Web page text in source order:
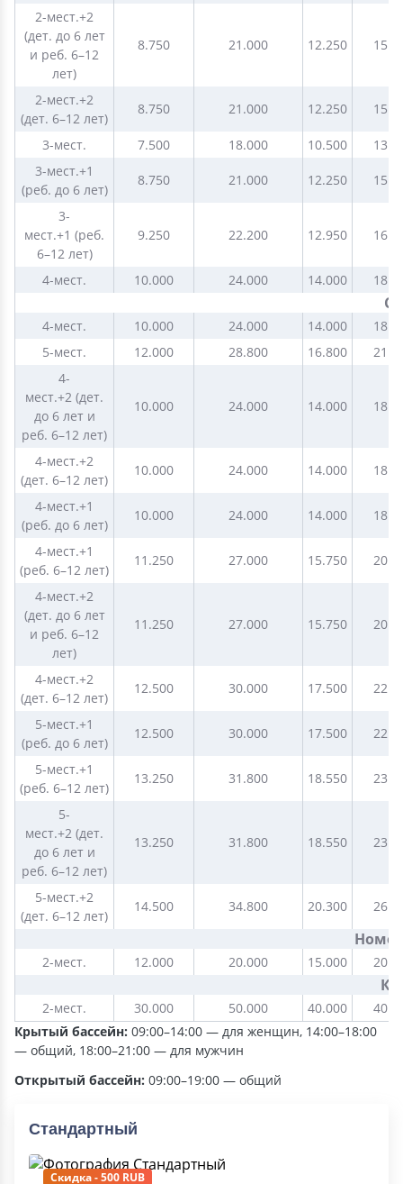
2-мест.+2
(дет. до 6 лет
и реб. 6–12
лет)
8.750 21.000 12.250
2-мест.+2
(дет. 6–12 лет)
8.750 21.000 12.250
3-мест. 7.500 18.000 10.500
3-мест.+1
(реб. до 6 лет)
8.750 21.000 12.250
3-
мест.+1 (реб.
6–12 лет)
9.250 22.200 12.950
4-мест. 10.000 24.000 14.000
4-мест. 10.000 24.000 14.000
5-мест.
12.000 28.800 16.800
4-
мест.+2 (дет.
до 6 лет и
реб. 6–12 лет)
10.000 24.000 14.000
4-мест.+2
(дет. 6–12 лет)
10.000 24.000 14.000
4-мест.+1
(реб. до 6 лет)
10.000 24.000 14.000
4-мест.+1
(реб. 6–12 лет)
11.250 27.000 15.750
4-мест.+2
(дет. до 6 лет
и реб. 6–12
лет)
11.250 27.000 15.750
4-мест.+2
(дет. 6–12 лет)
12.500 30.000 17.500
5-мест.+1
(реб. до 6 лет)
12.500 30.000 17.500
5-мест.+1
(реб. 6–12 лет)
13.250 31.800 18.550
5-
мест.+2 (дет.
до 6 лет и
реб. 6–12 лет)
13.250 31.800 18.550
5-мест.+2
(дет. 6–12 лет)
14.500 34.800 20.300
2-мест. 12.000 20.000 15.000
2-мест. 30.000 50.000 40.000
Крытый бассейн: 09:00–14:00 — для женщин, 14:00–18:00
— общий, 18:00–21:00 — для мужчин
Открытый бассейн: 09:00–19:00 — общий
Стандартный
Скидка - 500 RUB